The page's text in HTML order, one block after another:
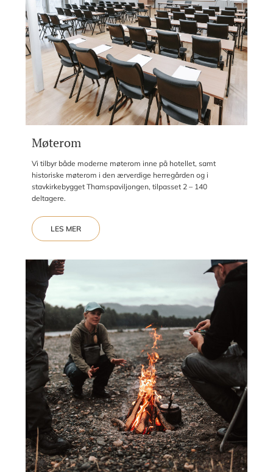
Møterom
Vi tilbyr både moderne møterom inne på hotellet, samt
historiske møterom i den ærverdige herregården og i
stavkirkebygget Thamspaviljongen, tilpasset 2 – 140
deltagere.
LES MER